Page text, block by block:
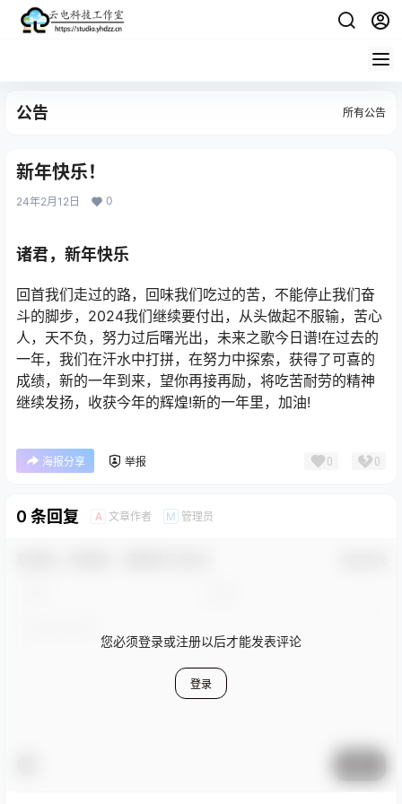
公告 所有公告
新年快乐！
24年2月12日 0
诸君，新年快乐
回首我们走过的路，回味我们吃过的苦，不能停止我们奋
斗的脚步，2024我们继续要付出，从头做起不服输，苦心
人，天不负，努力过后曙光出，未来之歌今日谱!在过去的
一年，我们在汗水中打拼，在努力中探索，获得了可喜的
成绩，新的一年到来，望你再接再励，将吃苦耐劳的精神
继续发扬，收获今年的辉煌!新的一年里，加油!
海报分享 举报 0 0
0 条回复 A 文章作者 M 管理员
您必须登录或注册以后才能发表评论
登录